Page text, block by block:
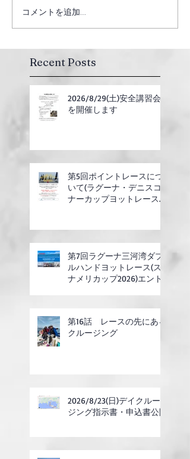
コメントを追加…
Recent Posts
2026/8/29(土)安全講習会
を開催します
第5回ポイントレースにつ
いて(ラグーナ・デニスコ
ナーカップヨットレース合
第7回ラグーナ三河湾ダブ
ルハンドヨットレース(ス
ナメリカップ2026)エント
第16話 レースの先にある
クルージング
2026/8/23(日)デイクルー
ジング指示書・申込書公開